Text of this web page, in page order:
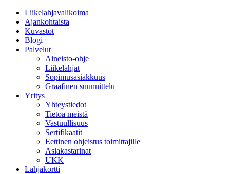
Liikelahjavalikoima
Ajankohtaista
Kuvastot
Blogi
Palvelut
Aineisto-ohje
Liikelahjat
Sopimusasiakkuus
Graafinen suunnittelu
Yritys
Yhteystiedot
Tietoa meistä
Vastuullisuus
Sertifikaatit
Eettinen ohjeistus toimittajille
Asiakastarinat
UKK
Lahjakortti